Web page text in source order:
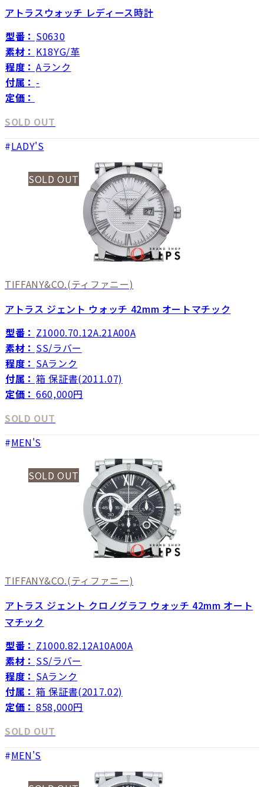
アトラスウォッチ レディース時計
型番： S0630
素材： K18YG/革
程度： Aランク
付属： -
定価：
SOLD OUT
LADY'S
SOLD OUT
TIFFANY&CO.(ティファニー)
アトラス ジェント ウォッチ 42mm オートマチック
型番： Z1000.70.12A.21A00A
素材： SS/ラバー
程度： SAランク
付属： 箱 保証書(2011.07)
定価： 660,000円
SOLD OUT
MEN'S
SOLD OUT
TIFFANY&CO.(ティファニー)
アトラス ジェント クロノグラフ ウォッチ 42mm オート
マチック
型番： Z1000.82.12A10A00A
素材： SS/ラバー
程度： SAランク
付属： 箱 保証書(2017.02)
定価： 858,000円
SOLD OUT
MEN'S